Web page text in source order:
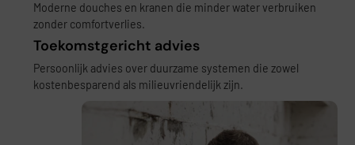
Moderne douches en kranen die minder water verbruiken
zonder comfortverlies.
Toekomstgericht advies
Persoonlijk advies over duurzame systemen die zowel
kostenbesparend als milieuvriendelijk zijn.